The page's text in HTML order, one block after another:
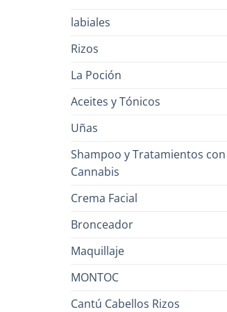
labiales
Rizos
La Poción
Aceites y Tónicos
Uñas
Shampoo y Tratamientos con
Cannabis
Crema Facial
Bronceador
Maquillaje
MONTOC
Cantú Cabellos Rizos